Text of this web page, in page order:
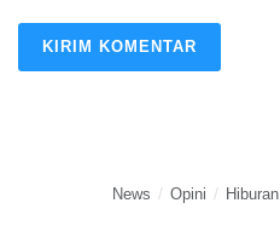
News Opini Hiburan